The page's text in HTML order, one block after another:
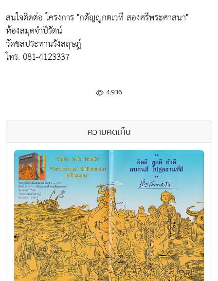
สนใจติดต่อ โครงการ "กตัญญูกตเวที สองศรีพระศาสนา"
ห้องสมุดจำปีรัตน์
วัดชลประทานรังสฤษฎ์
โทร. 081-4123337
4,936
ความคิดเห็น